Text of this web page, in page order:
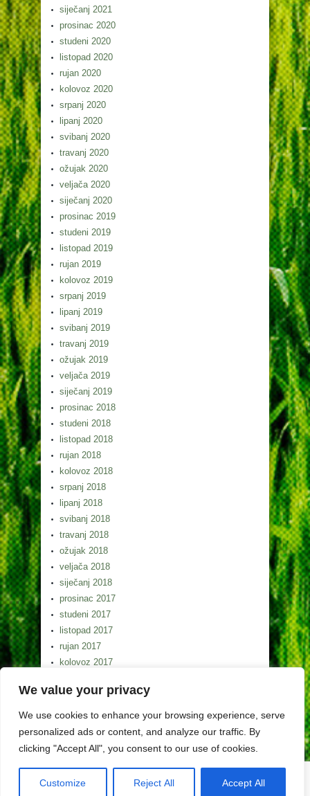
We value your privacy
We use cookies to enhance your browsing experience, serve
personalized ads or content, and analyze our traffic. By
clicking "Accept All", you consent to our use of cookies.
Customize Reject All Accept All
siječanj 2021
prosinac 2020
studeni 2020
listopad 2020
rujan 2020
kolovoz 2020
srpanj 2020
lipanj 2020
svibanj 2020
travanj 2020
ožujak 2020
veljača 2020
siječanj 2020
prosinac 2019
studeni 2019
listopad 2019
rujan 2019
kolovoz 2019
srpanj 2019
lipanj 2019
svibanj 2019
travanj 2019
ožujak 2019
veljača 2019
siječanj 2019
prosinac 2018
studeni 2018
listopad 2018
rujan 2018
kolovoz 2018
srpanj 2018
lipanj 2018
svibanj 2018
travanj 2018
ožujak 2018
veljača 2018
siječanj 2018
prosinac 2017
studeni 2017
listopad 2017
rujan 2017
kolovoz 2017
lipanj 2017
svibanj 2017